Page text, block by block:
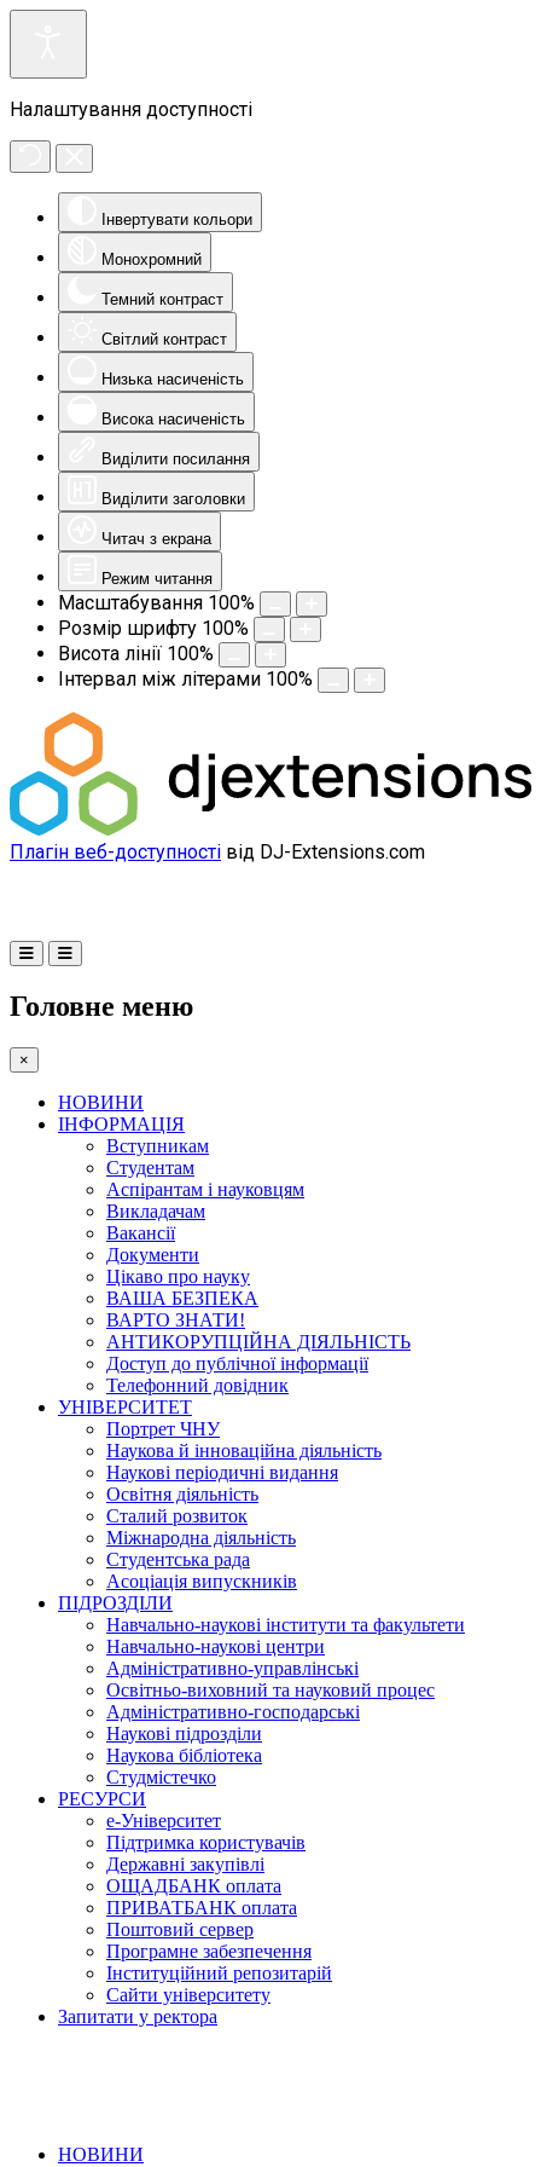
Налаштування доступності
Інвертувати кольори
Монохромний
Темний контраст
Світлий контраст
Низька насиченість
Висока насиченість
Виділити посилання
Виділити заголовки
Читач з екрана
Режим читання
Масштабування 100%
Розмір шрифту 100%
Висота лінії 100%
Інтервал між літерами 100%
Плагін веб-доступності від DJ-Extensions.com
Головне меню
×
НОВИНИ
ІНФОРМАЦІЯ
Вступникам
Студентам
Аспірантам і науковцям
Викладачам
Вакансії
Документи
Цікаво про науку
ВАША БЕЗПЕКА
ВАРТО ЗНАТИ!
АНТИКОРУПЦІЙНА ДІЯЛЬНІСТЬ
Доступ до публічної інформації
Телефонний довідник
УНІВЕРСИТЕТ
Портрет ЧНУ
Наукова й інноваційна діяльність
Наукові періодичні видання
Освітня діяльність
Сталий розвиток
Міжнародна діяльність
Студентська рада
Асоціація випускників
ПІДРОЗДІЛИ
Навчально-наукові інститути та факультети
Навчально-наукові центри
Адміністративно-управлінські
Освітньо-виховний та науковий процес
Адміністративно-господарські
Наукові підрозділи
Наукова бібліотека
Студмістечко
РЕСУРСИ
е-Університет
Підтримка користувачів
Державні закупівлі
ОЩАДБАНК оплата
ПРИВАТБАНК оплата
Поштовий сервер
Програмне забезпечення
Інституційний репозитарій
Сайти університету
Запитати у ректора
НОВИНИ